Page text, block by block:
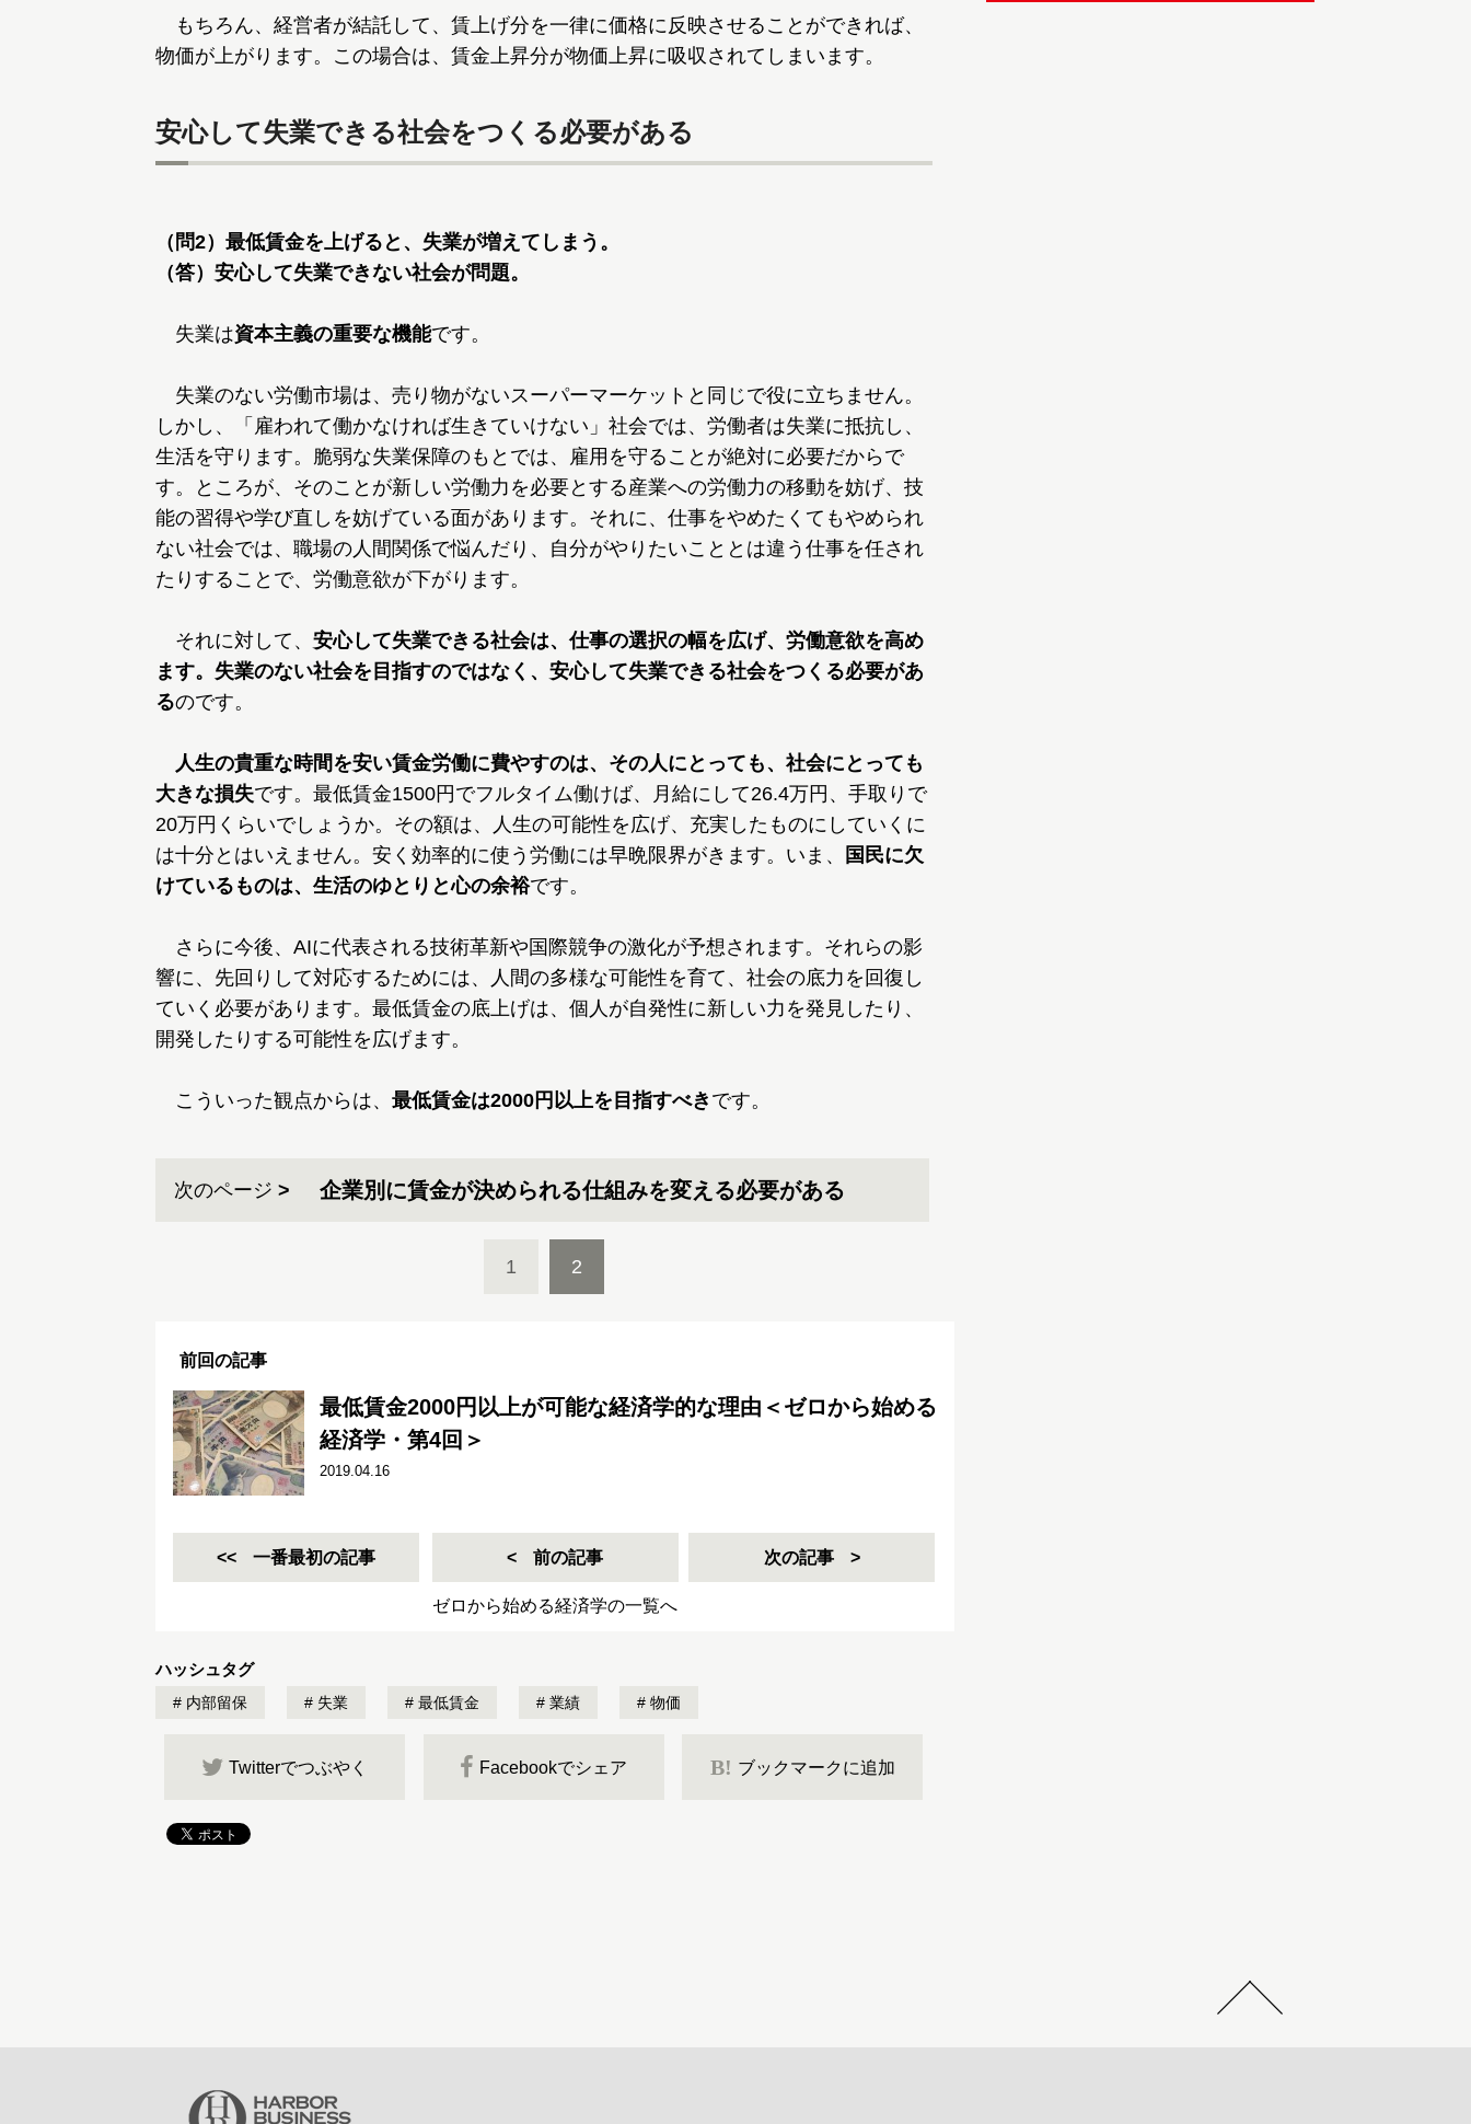
もちろん、経営者が結託して、賃上げ分を一律に価格に反映させることができれば、
物価が上がります。この場合は、賃金上昇分が物価上昇に吸収されてしまいます。
安心して失業できる社会をつくる必要がある
（問2）最低賃金を上げると、失業が増えてしまう。
（答）安心して失業できない社会が問題。
失業は資本主義の重要な機能です。
失業のない労働市場は、売り物がないスーパーマーケットと同じで役に立ちません。
しかし、「雇われて働かなければ生きていけない」社会では、労働者は失業に抵抗し、
生活を守ります。脆弱な失業保障のもとでは、雇用を守ることが絶対に必要だからで
す。ところが、そのことが新しい労働力を必要とする産業への労働力の移動を妨げ、技
能の習得や学び直しを妨げている面があります。それに、仕事をやめたくてもやめられ
ない社会では、職場の人間関係で悩んだり、自分がやりたいこととは違う仕事を任され
たりすることで、労働意欲が下がります。
それに対して、 安心して失業できる社会は、仕事の選択の幅を広げ、労働意欲を高め
ます。失業のない社会を目指すのではなく、安心して失業できる社会をつくる必要があ
るのです。
人生の貴重な時間を安い賃金労働に費やすのは、その人にとっても、社会にとっても
大きな損失です。最低賃金1500円でフルタイム働けば、月給にして26.4万円、手取りで
20万円くらいでしょうか。その額は、人生の可能性を広げ、充実したものにしていくに
は十分とはいえません。安く効率的に使う労働には早晩限界がきます。いま、
国民に欠
けているものは、生活のゆとりと心の余裕です。
さらに今後、AIに代表される技術革新や国際競争の激化が予想されます。それらの影
響に、先回りして対応するためには、人間の多様な可能性を育て、社会の底力を回復し
ていく必要があります。最低賃金の底上げは、個人が自発性に新しい力を発見したり、
開発したりする可能性を広げます。
こういった観点からは、 最低賃金は2000円以上を目指すべき です。
次のページ 企業別に賃金が決められる仕組みを変える必要がある
1 2
前回の記事
最低賃金2000円以上が可能な経済学的な理由＜ゼロから始める
経済学・第4回＞
2019.04.16
一番最初の記事 前の記事 次の記事
ゼロから始める経済学の一覧へ
ハッシュタグ
内部留保 失業 最低賃金 業績 物価
Twitterでつぶやく Facebookでシェア B! ブックマークに追加